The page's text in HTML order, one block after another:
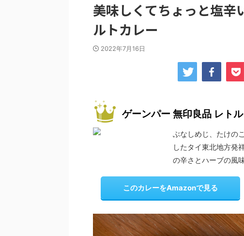
美味しくてちょっと塩辛
ルトカレー
2022年7月16日
ゲーンパー 無印良品 レト
ぶなしめじ、たけの
したタイ東北地方発
の辛さとハーブの風
このカレーをAmazonで見る